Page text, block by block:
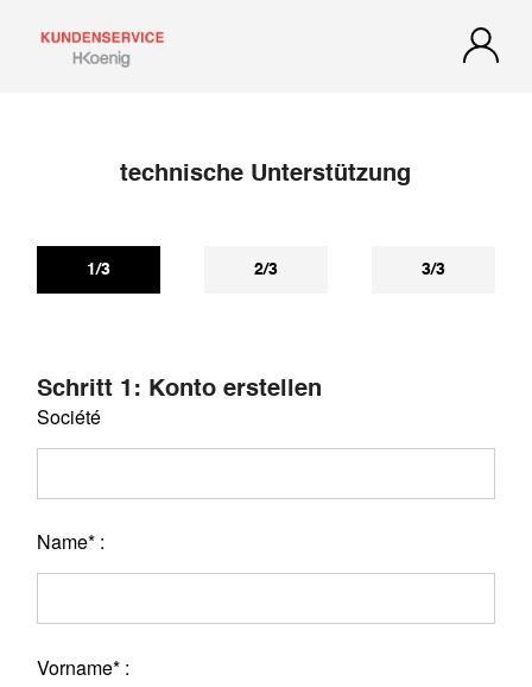
technische Unterstützung
1/3 2/3 3/3
Schritt 1: Konto erstellen
Société
Name* :
Vorname* :